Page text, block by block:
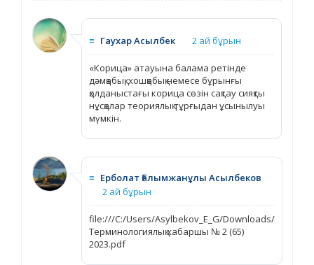
≡ Гаухар Асылбек 2 ай бұрын
«Корица» атауына балама ретінде
дәмқабық, хошқабық немесе бұрынғы
қолданыстағы корица сөзін сақтау сияқты
нұсқалар теориялық тұрғыдан ұсынылуы
мүмкін.
≡ Ерболат Ғалымжанұлы Асылбеков
2 ай бұрын
file:///C:/Users/Asylbekov_E_G/Downloads/
Терминологиялық хабаршы № 2 (65)
2023.pdf